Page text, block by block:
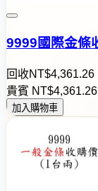
9999國際金條
回收NT$4,361.26
貴賓 NT$4,361.26
加入購物車